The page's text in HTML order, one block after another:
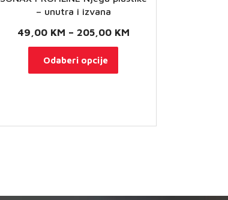
– unutra i izvana
49,00 KM – 205,00 KMRaspon
205,00 KM
Odaberi opcije
proizvod